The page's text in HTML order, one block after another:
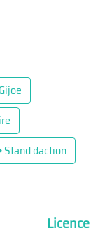
Gijoe
Stand daction
Licence